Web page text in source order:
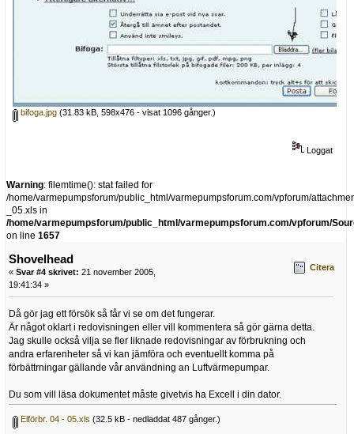
bifoga.jpg (31.83 kB, 598x476 - visat 1096 gånger.)
Loggat
Warning: filemtime(): stat failed for
/home/varmepumpsforum/public_html/varmepumpsforum.com/vpforum/
_05.xls in
/home/varmepumpsforum/public_html/varmepumpsforum.com/vpforum/
on line 1657
Shovelhead
« Svar #4 skrivet: 21 november 2005,
19:41:34 »
Citera
Då gör jag ett försök så får vi se om det fungerar.
Är något oklart i redovisningen eller vill kommentera så gör gärna detta.
Jag skulle också vilja se fler liknade redovisningar av förbrukning och
andra erfarenheter så vi kan jämföra och eventuellt komma på
förbättrningar gällande vår användning an Luftvärmepumpar.
Du som vill läsa dokumentet måste givetvis ha Excell i din dator.
Elförbr. 04 - 05.xls (32.5 kB - nedladdat 487 gånger.)